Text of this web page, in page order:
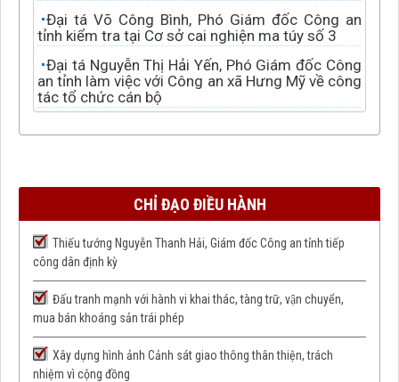
Đại tá Võ Công Bình, Phó Giám đốc Công an
tỉnh kiểm tra tại Cơ sở cai nghiện ma túy số 3
Đại tá Nguyễn Thị Hải Yến, Phó Giám đốc Công
an tỉnh làm việc với Công an xã Hưng Mỹ về công
tác tổ chức cán bộ
CHỈ ĐẠO ĐIỀU HÀNH
Thiếu tướng Nguyễn Thanh Hải, Giám đốc Công an tỉnh tiếp
công dân định kỳ
Đấu tranh mạnh với hành vi khai thác, tàng trữ, vận chuyển,
mua bán khoáng sản trái phép
Xây dựng hình ảnh Cảnh sát giao thông thân thiện, trách
nhiệm vì cộng đồng